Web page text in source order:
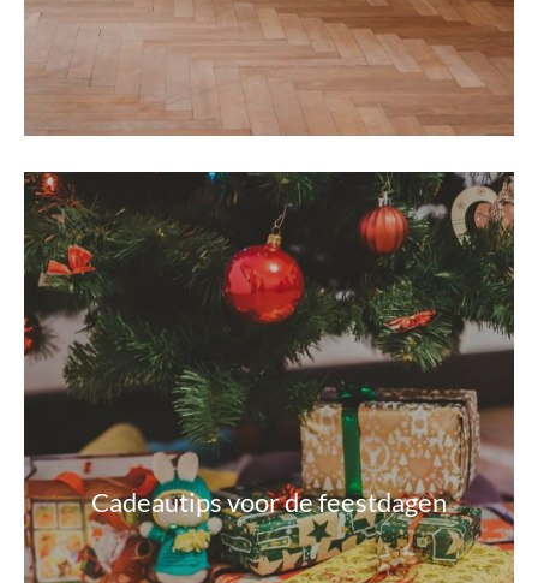
Cadeautips voor de feestdagen